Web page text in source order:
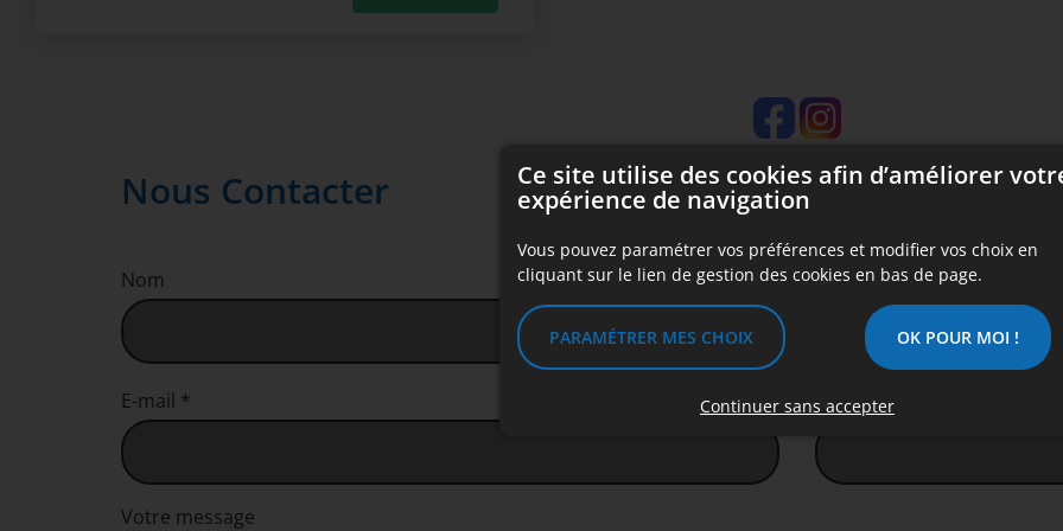
Nous Contacter
Nom Prénom
E-mail * Téléphone *
Votre message
Ce site utilise des cookies afin d’améliorer
expérience de navigation
Vous pouvez paramétrer vos préférences et modifier vos choix en
cliquant sur le lien de gestion des cookies en bas de page.
PARAMÉTRER MES CHOIX OK POUR MOI !
Continuer sans accepter